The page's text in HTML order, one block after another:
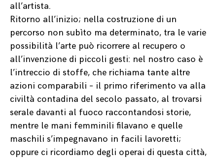
all’artista.
Ritorno all’inizio; nella costruzione di un
percorso non subìto ma determinato, tra le varie
possibilità l’arte può ricorrere al recupero o
all’invenzione di piccoli gesti: nel nostro caso è
l’intreccio di stoffe, che richiama tante altre
azioni comparabili – il primo riferimento va alla
civiltà contadina del secolo passato, al trovarsi
serale davanti al fuoco raccontandosi storie,
mentre le mani femminili filavano e quelle
maschili s’impegnavano in facili lavoretti;
oppure ci ricordiamo degli operai di questa città,